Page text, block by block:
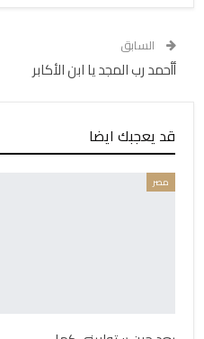
السابق
أأحمد رب المجد يا ابن الأكابر
قد يعجبك ايضا
مصر